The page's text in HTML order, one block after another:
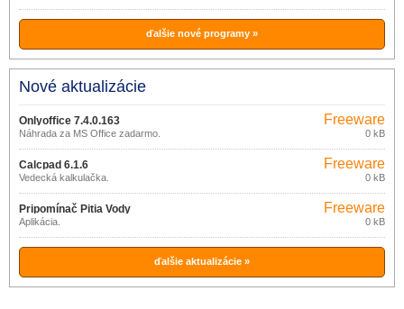
ďalšie nové programy »
Nové aktualizácie
Onlyoffice 7.4.0.163
Náhrada za MS Office zadarmo.
Freeware
0 kB
Calcpad 6.1.6
Vedecká kalkulačka.
Freeware
0 kB
Pripomínač Pitia Vody
Aplikácia.
Freeware
0 kB
ďalšie aktualizácie »